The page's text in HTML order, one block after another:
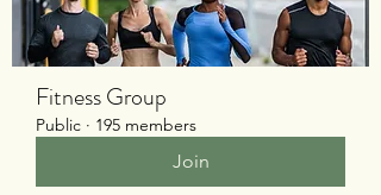
Fitness Group
Public · 195 members
Join